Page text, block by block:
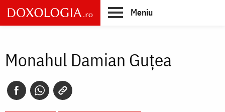
Skip
to
main
Meniu
Monahul Damian Guţea